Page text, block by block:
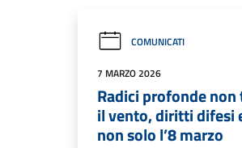
COMUNICATI
7 MARZO 2026
Radici profonde
il vento, diritti difesi
non solo l’8 marzo